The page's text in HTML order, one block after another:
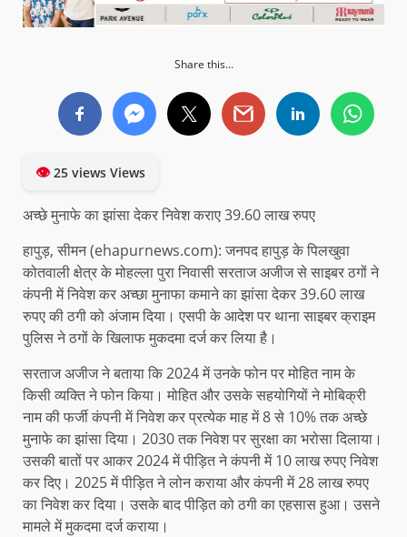
Share this...
👁25 views Views
अच्छे मुनाफे का झांसा देकर निवेश कराए 39.60 लाख रुपए
हापुड़, सीमन (ehapurnews.com): जनपद हापुड़ के पिलखुवा
कोतवाली क्षेत्र के मोहल्ला पुरा निवासी सरताज अजीज से साइबर ठगों ने
कंपनी में निवेश कर अच्छा मुनाफा कमाने का झांसा देकर 39.60 लाख
रुपए की ठगी को अंजाम दिया। एसपी के आदेश पर थाना साइबर क्राइम
पुलिस ने ठगों के खिलाफ मुकदमा दर्ज कर लिया है।
सरताज अजीज ने बताया कि 2024 में उनके फोन पर मोहित नाम के
किसी व्यक्ति ने फोन किया। मोहित और उसके सहयोगियों ने मोबिक्री
नाम की फर्जी कंपनी में निवेश कर प्रत्येक माह में 8 से 10% तक अच्छे
मुनाफे का झांसा दिया। 2030 तक निवेश पर सुरक्षा का भरोसा दिलाया।
उसकी बातों पर आकर 2024 में पीड़ित ने कंपनी में 10 लाख रुपए निवेश
कर दिए। 2025 में पीड़ित ने लोन कराया और कंपनी में 28 लाख रुपए
का निवेश कर दिया। उसके बाद पीड़ित को ठगी का एहसास हुआ। उसने
मामले में मुकदमा दर्ज कराया।